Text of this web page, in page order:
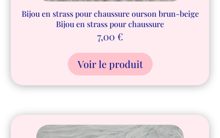
Bijou en strass pour chaussure ourson brun-beige
Bijou en strass pour chaussure
7,00 €
Voir le produit